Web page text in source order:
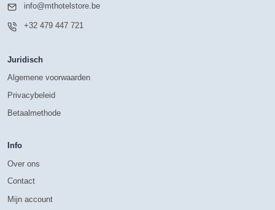
info@mthotelstore.be
+32 479 447 721
Juridisch
Algemene voorwaarden
Privacybeleid
Betaalmethode
Info
Over ons
Contact
Mijn account